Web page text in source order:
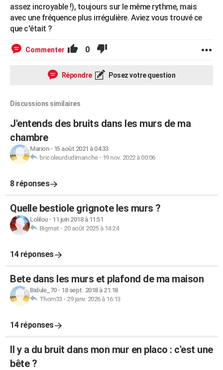
assez incroyable !), toujours sur le même rythme, mais
avec une fréquence plus irrégulière. Aviez vous trouvé ce
que c'était ?
Commenter 0
Répondre Posez votre question
Discussions similaires
J'entends des bruits dans les murs de ma
chambre
Marion- 15 août 2021 à 04:33
bricoleurdudimanche- 19 nov. 2022 à 00:06
8 réponses
Quelle bestiole grignote les murs ?
Lolilou- 11 juin 2018 à 11:51
Bigmat - 20 août 2025 à 14:24
14 réponses
Bete dans les murs et plafond de ma maison
Bidule_70- 18 sept. 2018 à 21:18
Thom33- 29 janv. 2026 à 16:13
14 réponses
Il y a du bruit dans mon mur en placo : c'est une
bête ?